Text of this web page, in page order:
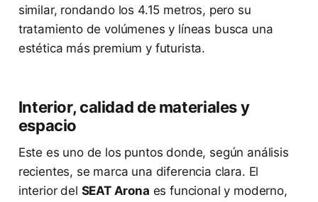
similar, rondando los 4.15 metros, pero su
tratamiento de volúmenes y líneas busca una
estética más premium y futurista.
Interior, calidad de materiales y
espacio
Este es uno de los puntos donde, según análisis
recientes, se marca una diferencia clara. El
interior del SEAT Arona es funcional y moderno,